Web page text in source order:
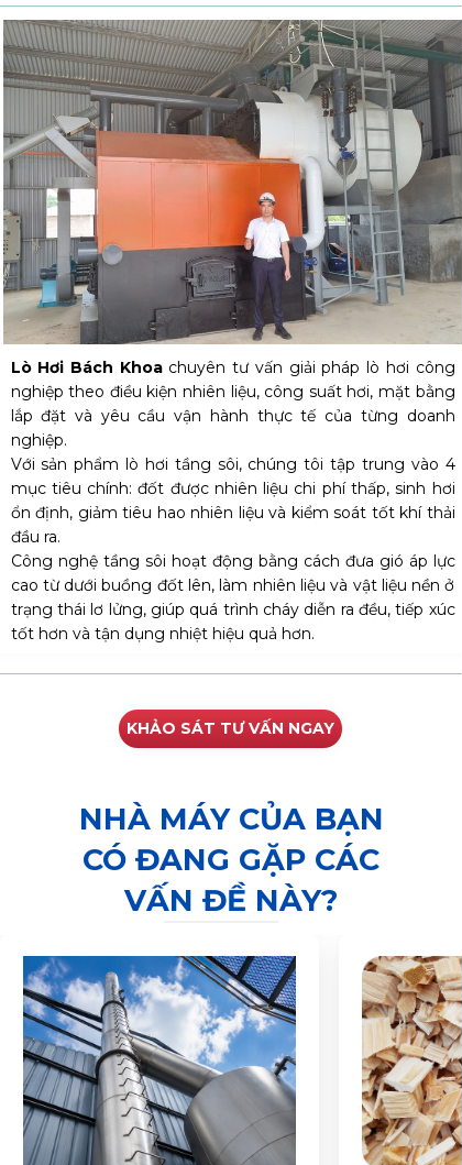
KHẢO SÁT TƯ VẤN NGAY
Lò Hơi Bách Khoachuyên tư vấn giải pháp lò hơi công
nghiệp theo điều kiện nhiên liệu, công suất hơi, mặt bằng
lắp đặt và yêu cầu vận hành thực tế của từng doanh
nghiệp.
Với sản phẩm lò hơi tầng sôi, chúng tôi tập trung vào 4
mục tiêu chính: đốt được nhiên liệu chi phí thấp, sinh hơi
ổn định, giảm tiêu hao nhiên liệu và kiểm soát tốt khí thải
đầu ra.
Công nghệ tầng sôi hoạt động bằng cách đưa gió áp lực
cao từ dưới buồng đốt lên, làm nhiên liệu và vật liệu nền ở
trạng thái lơ lửng, giúp quá trình cháy diễn ra đều, tiếp xúc
tốt hơn và tận dụng nhiệt hiệu quả hơn.
NHÀ MÁY CỦA BẠN
CÓ ĐANG GẶP CÁC
VẤN ĐỀ NÀY?